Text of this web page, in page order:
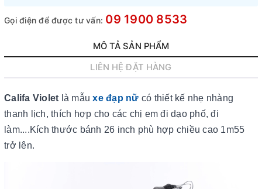
Gọi điện để được tư vấn: 09 1900 8533
MÔ TẢ SẢN PHẨM
LIÊN HỆ ĐẶT HÀNG
Califa Violet là mẫuxe đạp nữ có thiết kế nhẹ nhàng
thanh lịch, thích hợp cho các chị em đi dạo phố, đi
làm....Kích thước bánh 26 inch phù hợp chiều cao 1m55
trở lên.